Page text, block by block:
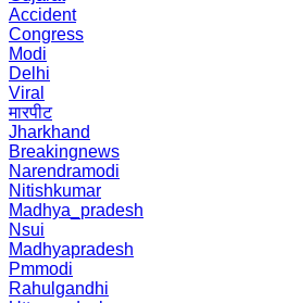
Accident
Congress
Modi
Delhi
Viral
मारपीट
Jharkhand
Breakingnews
Narendramodi
Nitishkumar
Madhya_pradesh
Nsui
Madhyapradesh
Pmmodi
Rahulgandhi